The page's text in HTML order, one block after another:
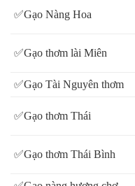
✅Gạo Nàng Hoa
✅Gạo thơm lài Miên
✅Gạo Tài Nguyên thơm
✅Gạo thơm Thái
✅Gạo thơm Thái Bình